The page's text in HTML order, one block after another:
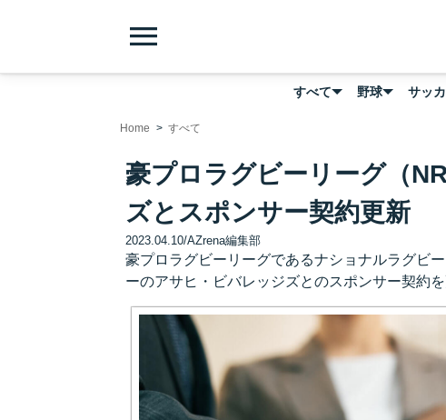
menu
すべて 野球 サッ
Home すべて
豪プロラグビーリーグ（
ズとスポンサー契約更新
2023.04.10/AZrena編集部
豪プロラグビーリーグであるナショナルラグビ
ーのアサヒ・ビバレッジズとのスポンサー契約